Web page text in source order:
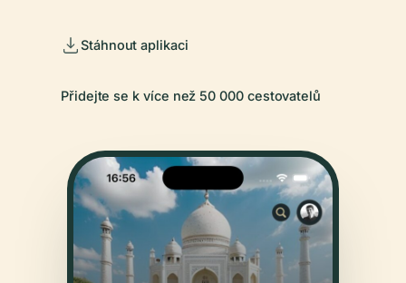
Stáhnout aplikaci
Přidejte se k více než 50 000 cestovatelů